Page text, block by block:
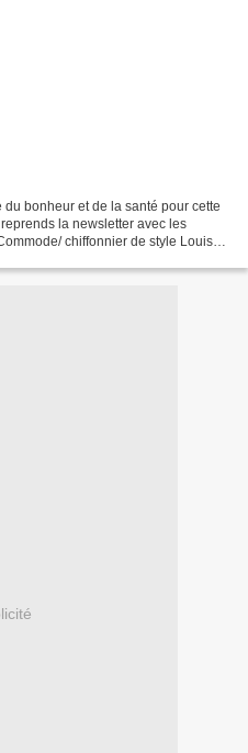
bonheur et de la santé pour cette
la newsletter avec les
chiffonnier de style Louis